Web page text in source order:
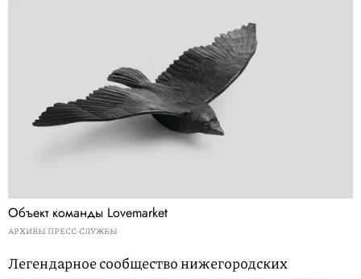
Объект команды Lovemarket
АРХИВЫ ПРЕСС-СЛУЖБЫ
Легендарное сообщество нижегородских